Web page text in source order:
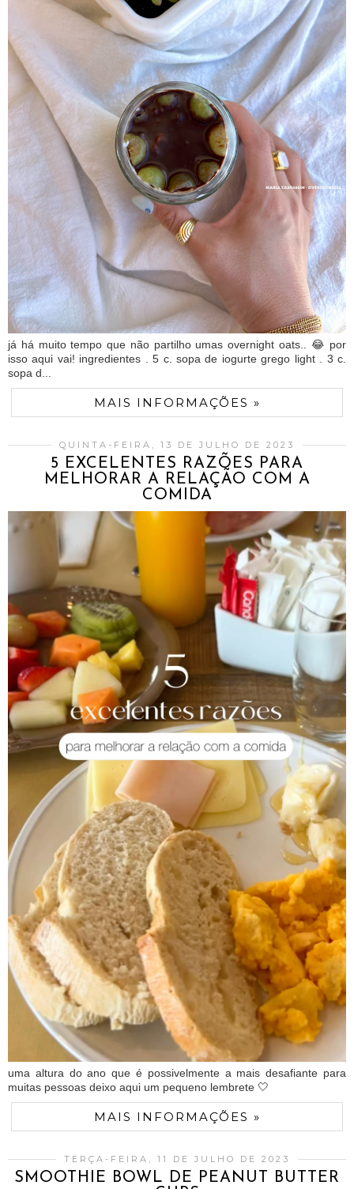
já há muito tempo que não partilho umas overnight oats.. 😂 por
isso aqui vai! ingredientes . 5 c. sopa de iogurte grego light . 3 c.
sopa d...
MAIS INFORMAÇÕES »
QUINTA-FEIRA, 13 DE JULHO DE 2023
5 EXCELENTES RAZÕES PARA
MELHORAR A RELAÇÃO COM A
COMIDA
uma altura do ano que é possivelmente a mais desafiante para
muitas pessoas deixo aqui um pequeno lembrete 🤍
MAIS INFORMAÇÕES »
TERÇA-FEIRA, 11 DE JULHO DE 2023
SMOOTHIE BOWL DE PEANUT BUTTER